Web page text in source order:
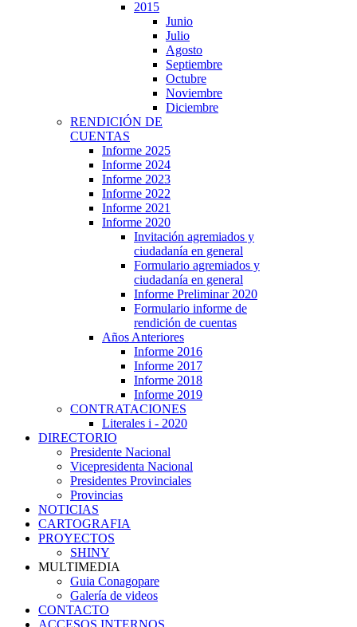
2015
Junio
Julio
Agosto
Septiembre
Octubre
Noviembre
Diciembre
RENDICIÓN DE
CUENTAS
Informe 2025
Informe 2024
Informe 2023
Informe 2022
Informe 2021
Informe 2020
Invitación agremiados y
ciudadanía en general
Formulario agremiados y
ciudadanía en general
Informe Preliminar 2020
Formulario informe de
rendición de cuentas
Años Anteriores
Informe 2016
Informe 2017
Informe 2018
Informe 2019
CONTRATACIONES
Literales i - 2020
DIRECTORIO
Presidente Nacional
Vicepresidenta Nacional
Presidentes Provinciales
Provincias
NOTICIAS
CARTOGRAFIA
PROYECTOS
SHINY
MULTIMEDIA
Guia Conagopare
Galería de videos
CONTACTO
ACCESOS INTERNOS